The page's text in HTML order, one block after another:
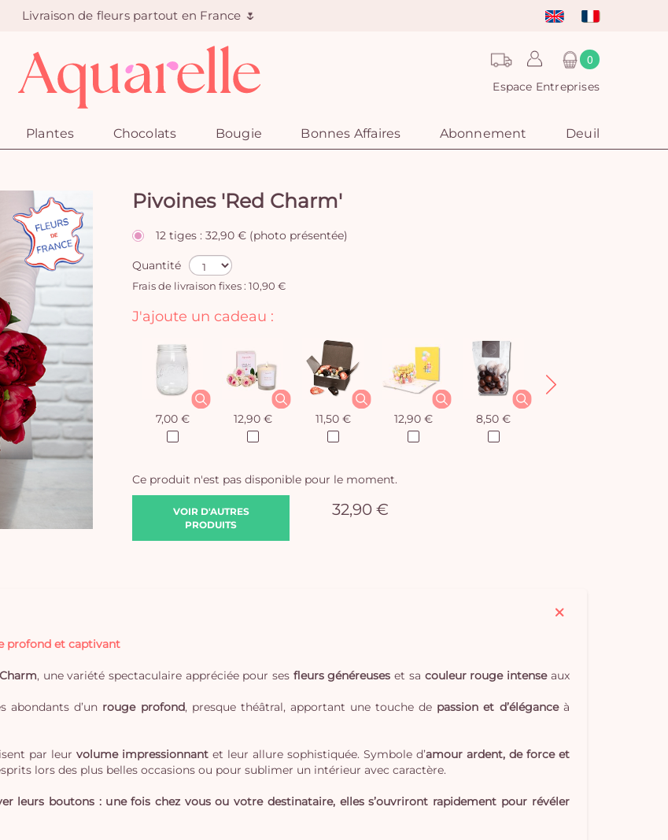
Livraison de fleurs partout en France 🌷
0
Espace Entreprises
Plantes Chocolats Bougie Bonnes Affaires Abonnement Deuil
Pivoines 'Red Charm'
12 tiges : 32,90 € (photo présentée)
Quantité
Frais de livraison fixes : 10,90 €
Ce produit n'est pas disponible pour le moment.
VOIR D'AUTRES
PRODUITS
32,90 €
J'ajoute un cadeau :
7,00 € 12,90 € 11,50 € 12,90 € 8,50 €
profond et captivant
, une variété spectaculaire appréciée pour ses fleurs généreuses et sa couleur rouge intenseaux
abondants d’un rouge profond, presque théâtral, apportant une touche de passion et d’éléganceà
par leurvolume impressionnant et leur allure sophistiquée. Symbole d’amour ardent, de force et
lors des plus belles occasions ou pour sublimer un intérieur avec caractère.
leurs boutons : une fois chez vous ou votre destinataire, elles s’ouvriront rapidement pour révéler